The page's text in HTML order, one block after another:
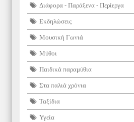
Διάφορα - Παράξενα - Περίεργα
Εκδηλώσεις
Μουσική Γωνιά
Μύθοι
Παιδικά παραμύθια
Στα παλιά χρόνια
Ταξίδια
Υγεία